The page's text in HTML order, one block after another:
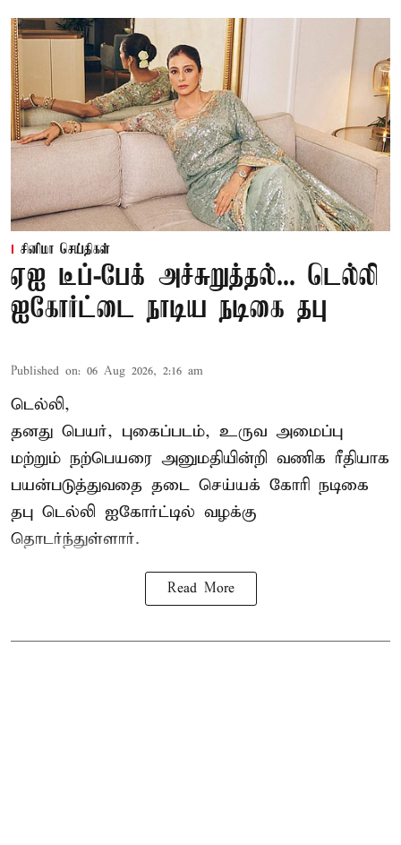
சினிமா செய்திகள்
ஏஐ டீப்-பேக் அச்சுறுத்தல்... டெல்லி
ஐகோர்ட்டை நாடிய நடிகை தபு
Published on: 06 Aug 2026, 2:16 am
டெல்லி,
தனது பெயர், புகைப்படம், உருவ அமைப்பு
மற்றும் நற்பெயரை அனுமதியின்றி வணிக ரீதியாக
பயன்படுத்துவதை தடை செய்யக் கோரி நடிகை
தபு டெல்லி ஐகோர்ட்டில் வழக்கு
தொடர்ந்துள்ளார்.
Read More